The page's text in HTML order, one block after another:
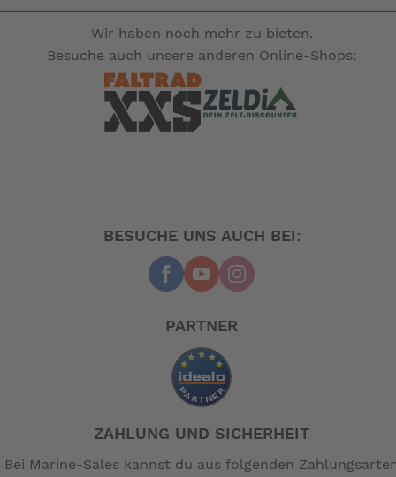
Wir haben noch mehr zu bieten.
Besuche auch unsere anderen Online-Shops:
BESUCHE UNS AUCH BEI:
PARTNER
ZAHLUNG UND SICHERHEIT
Bei Marine-Sales kannst du aus folgenden